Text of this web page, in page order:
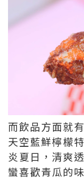
而飲品方面就
天空藍鮮檸檬
炎夏日，清爽
蠻喜歡青瓜的